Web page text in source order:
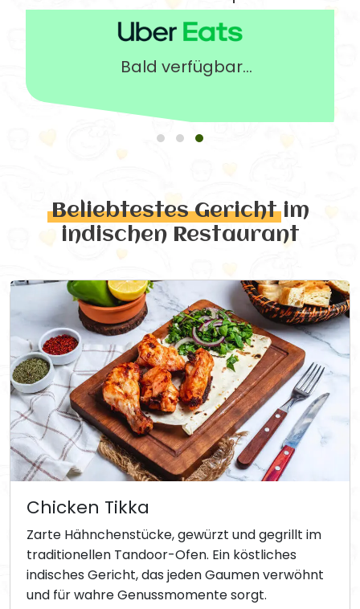
Bald verfügbar...
Beliebtestes Gerichtim
indischen Restaurant
Chicken Tikka
Zarte Hähnchenstücke, gewürzt und gegrillt im
traditionellen Tandoor-Ofen. Ein köstliches
indisches Gericht, das jeden Gaumen verwöhnt
und für wahre Genussmomente sorgt.